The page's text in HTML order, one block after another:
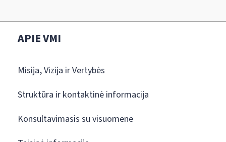
APIE VMI
Misija, Vizija ir Vertybės
Struktūra ir kontaktinė informacija
Konsultavimasis su visuomene